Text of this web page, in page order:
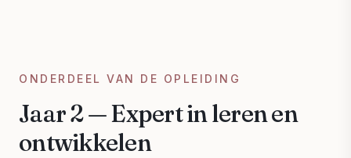
ONDERDEEL VAN DE OPLEIDING
Jaar 2 — Expert in leren en
ontwikkelen